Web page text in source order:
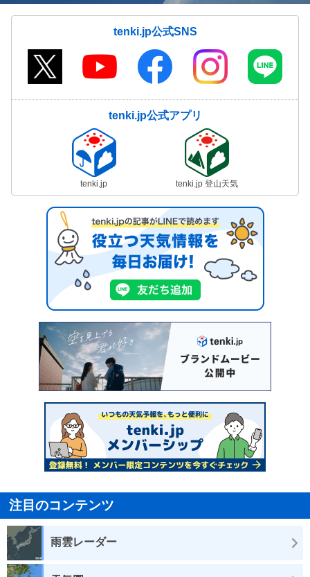
tenki.jp公式SNS
tenki.jp公式アプリ
tenki.jp tenki.jp 登山天気
注目のコンテンツ
雨雲レーダー